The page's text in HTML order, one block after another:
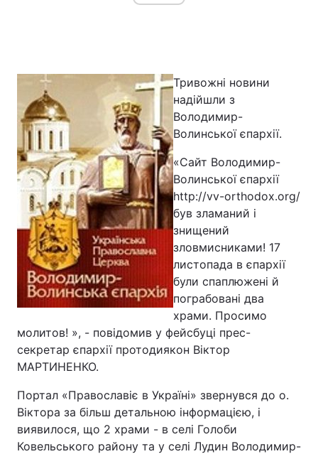
Тривожні новини
надійшли з
Володимир-
Волинської єпархії.
«Сайт Володимир-
Волинської єпархії
http://vv-orthodox.org/
був зламаний і
знищений
зловмисниками! 17
листопада в єпархії
були спаплюжені й
пограбовані два
храми. Просимо
молитов! », - повідомив у фейсбуці прес-
секретар єпархії протодиякон Віктор
МАРТИНЕНКО.
Портал «Православіє в Україні» звернувся до о.
Віктора за більш детальною інформацією, і
виявилося, що 2 храми - в селі Голоби
Ковельського району та у селі Лудин Володимир-